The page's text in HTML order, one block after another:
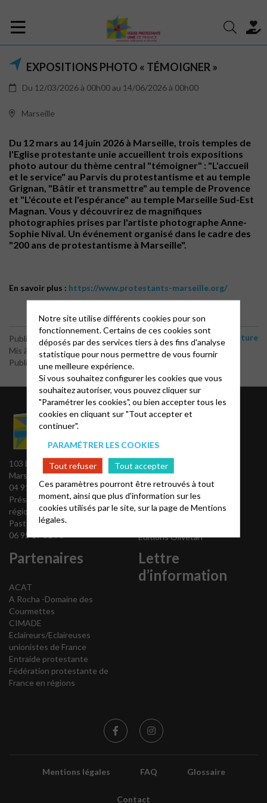
EXPOSITIONS PHOTO « TÉMOIGNER »
Du 12/03/2026 à 00h00 au 14/06/2026 à 00h00
Marseille
Du 12 mars au 14 juin 2026 à Marseille, trois temples de
l'Eglise protestante unie accueillent trois expositions
photo autour du thème central "témoigner" : "L'accueil
et le service" au Parvis du protestantisme et au temple
Grignan, "Bâtir et transmettre" au temple de Provence
et "L'écoute et l'espérance" au temple Marseille Sud-Est
Magnan. Vous y découvrirez de magnifiques
photographies prises par l'artiste photographe Anne-
Sophie Nival. Un événement organisé dans le cadre des
"200 ans de protestantisme à Marseille".
En savoir plus : https://www.protestants-marseille.org/
Publié le 5 mars 2026
Mis à jour le 19 mars 2026
Publié par le webmaster
Culture
103 La Canebière 13001
Marseille
04 91 17 06 40
Président du conseil
régional :
Pasteur Stephen Backman
06 95 17 81 70
Liens utiles
formation
Acteurs EPUdF
Institut protestant de
théologie
REGALE
Editions Olivétan
Partenaires
ACAT
A Rocha -Domaine des
Courmettes
CIMADE
Eclaireurs/Eclaireuses
unionistes de France
Entraide protestante
Fédération protestante de
France en régions
Lettre
d’information
Mentions légales FAQ Glossaire
Contact
Notre site utilise différents cookies pour son
fonctionnement. Certains de ces cookies sont
déposés par des services tiers à des fins d'analyse
statistique pour nous permettre de vous fournir
une meilleure expérience.
Si vous souhaitez configurer les cookies que vous
souhaitez autoriser, vous pouvez cliquer sur
"Paramétrer les cookies", ou bien accepter tous les
cookies en cliquant sur "Tout accepter et
continuer".
PARAMÉTRER LES COOKIES
Tout refuser
Tout accepter
Ces paramètres pourront être retrouvés à tout
moment, ainsi que plus d'information sur les
cookies utilisés par le site, sur la page deMentions
légales.